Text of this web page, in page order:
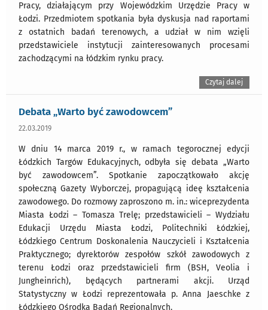
Pracy, działającym przy Wojewódzkim Urzędzie Pracy w
Łodzi. Przedmiotem spotkania była dyskusja nad raportami
z ostatnich badań terenowych, a udział w nim wzięli
przedstawiciele instytucji zainteresowanych procesami
zachodzącymi na łódzkim rynku pracy.
Czytaj dalej
Debata „Warto być zawodowcem”
22.03.2019
W dniu 14 marca 2019 r., w ramach tegorocznej edycji
Łódzkich Targów Edukacyjnych, odbyła się debata „Warto
być zawodowcem”. Spotkanie zapoczątkowało akcję
społeczną Gazety Wyborczej, propagującą ideę kształcenia
zawodowego. Do rozmowy zaproszono m. in.: wiceprezydenta
Miasta Łodzi – Tomasza Trelę; przedstawicieli – Wydziału
Edukacji Urzędu Miasta Łodzi, Politechniki Łódzkiej,
Łódzkiego Centrum Doskonalenia Nauczycieli i Kształcenia
Praktycznego; dyrektorów zespołów szkół zawodowych z
terenu Łodzi oraz przedstawicieli firm (BSH, Veolia i
Jungheinrich), będących partnerami akcji. Urząd
Statystyczny w Łodzi reprezentowała p. Anna Jaeschke z
Łódzkiego Ośrodka Badań Regionalnych.